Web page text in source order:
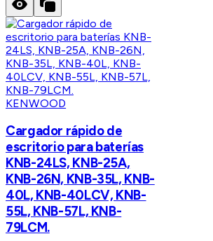
KENWOOD
Cargador rápido de
escritorio para baterías
KNB-24LS, KNB-25A,
KNB-26N, KNB-35L, KNB-
40L, KNB-40LCV, KNB-
55L, KNB-57L, KNB-
79LCM.